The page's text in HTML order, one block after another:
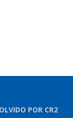
POR CR2